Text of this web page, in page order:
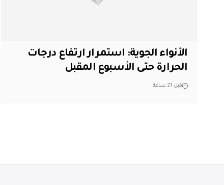
الأنواء الجوية: استمرار ارتفاع درجات
الحرارة حتى الأسبوع المقبل
قبل 21 ساعة